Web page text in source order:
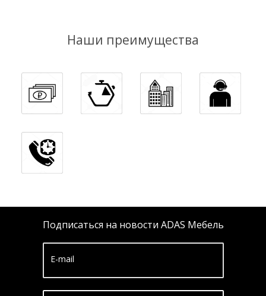
Наши преимущества
Подписаться на новости ADAS Мебель
E-mail